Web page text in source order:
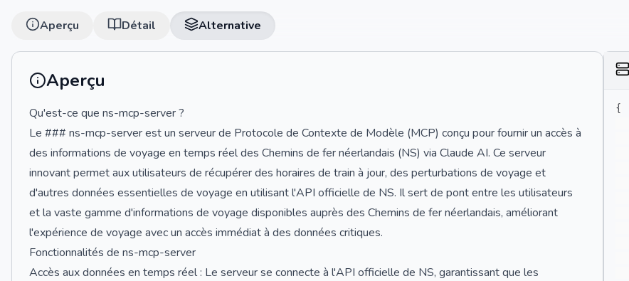
Aperçu Détail Alternative
Aperçu
Qu'est-ce que ns-mcp-server ?
Le ### ns-mcp-server est un serveur de Protocole de Contexte de Modèle (MCP) conçu pour fournir un accès à
des informations de voyage en temps réel des Chemins de fer néerlandais (NS) via Claude AI. Ce serveur
innovant permet aux utilisateurs de récupérer des horaires de train à jour, des perturbations de voyage et
d'autres données essentielles de voyage en utilisant l'API officielle de NS. Il sert de pont entre les utilisateurs
et la vaste gamme d'informations de voyage disponibles auprès des Chemins de fer néerlandais, améliorant
l'expérience de voyage avec un accès immédiat à des données critiques.
Fonctionnalités de ns-mcp-server
Accès aux données en temps réel : Le serveur se connecte à l'API officielle de NS, garantissant que les
{